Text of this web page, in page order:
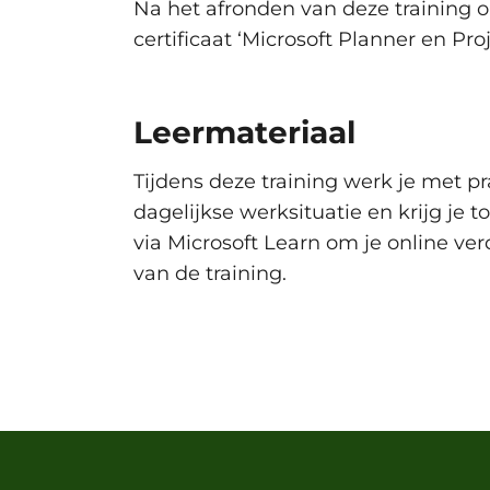
Trainingsdag 2
Woensdag 30 September
Dinsdag 6 Oktober 2026
Trainingsdag 2
Dinsdag 13 Oktober 2026
Maandag 19 Oktober 2026
Na het afronden van deze training
certificaat ‘Microsoft Planner en
Leermateriaal
Tijdens deze training werk je met
dagelijkse werksituatie en krijg je
via Microsoft Learn om je online
van de training.